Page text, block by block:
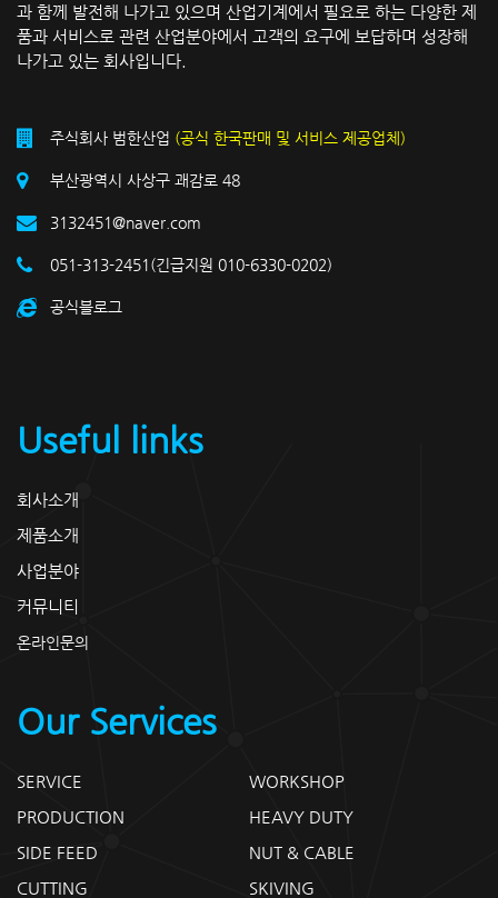
과 함께 발전해 나가고 있으며 산업기계에서 필요로 하는 다양한 제
품과 서비스로 관련 산업분야에서 고객의 요구에 보답하며 성장해
나가고 있는 회사입니다.
주식회사 범한산업 (공식 한국판매 및 서비스 제공업체)
부산광역시 사상구 괘감로 48
3132451@naver.com
051-313-2451(긴급지원 010-6330-0202)
공식블로그
Useful links
회사소개
제품소개
사업분야
커뮤니티
온라인문의
Our Services
SERVICE
WORKSHOP
PRODUCTION
HEAVY DUTY
SIDE FEED
NUT & CABLE
CUTTING
SKIVING